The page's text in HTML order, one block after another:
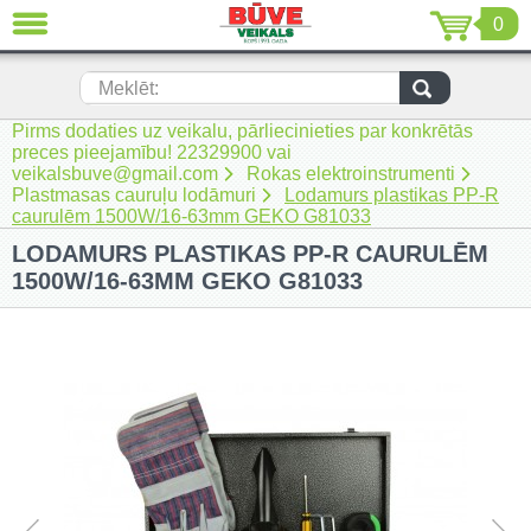
0
Meklēt:
Pirms dodaties uz veikalu, pārliecinieties par konkrētās
preces pieejamību! 22329900 vai
veikalsbuve@gmail.com
Rokas elektroinstrumenti
Plastmasas cauruļu lodāmuri
Lodamurs plastikas PP-R
caurulēm 1500W/16-63mm GEKO G81033
LODAMURS PLASTIKAS PP-R CAURULĒM
1500W/16-63MM GEKO G81033
AIZVĒRT
Jaunumi (230)
Akumulatora instrumenti (205)
Akumulatoru lādētāji un piederumi
(116)
Auto ķīmija un piederumi kopšanai
(22)
Celtniecības tehnika (51)
Elektroinstrumenti (69)
Rokas elektroinstrumenti (2)